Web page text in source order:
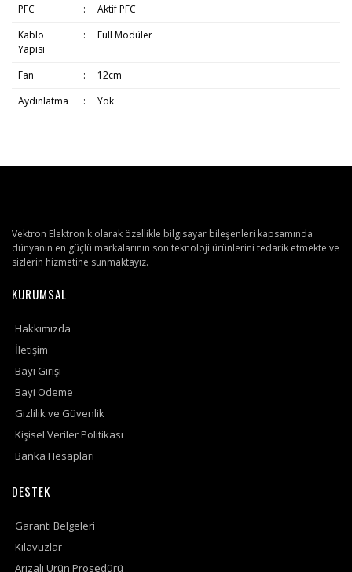
PFC :
Aktif PFC
Kablo
Yapısı
: Full Modüler
Fan :
12cm
Aydınlatma
: Yok
Vektron Elektronik olarak özellikle bilgisayar bileşenleri kapsamında
dünyanın en güçlü markalarının son teknoloji ürünlerini tedarik etmekte ve
sizlerin hizmetine sunmaktayız.
KURUMSAL
Hakkımızda
İletişim
Bayi Girişi
Bayi Ödeme
Gizlilik ve Güvenlik
Kişisel Veriler Politikası
Banka Hesapları
DESTEK
Garanti Belgeleri
Kılavuzlar
Arızalı Ürün Prosedürü